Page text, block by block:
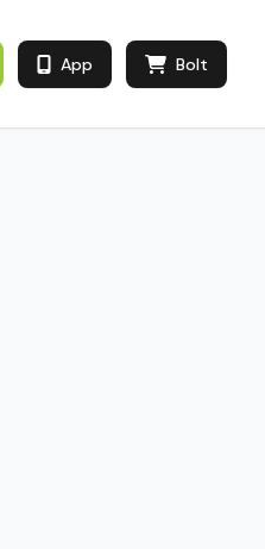
App Bolt